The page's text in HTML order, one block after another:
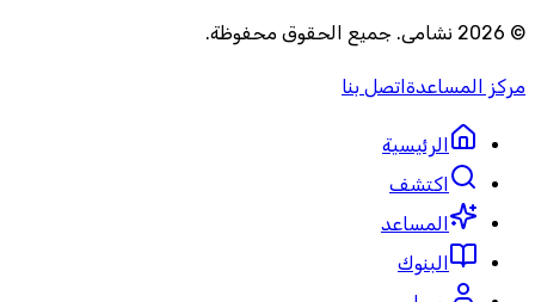
©
2026 نشامى. جميع الحقوق محفوظة.
مركز المساعدةاتصل بنا
الرئيسية
اكتشف
المساعد
البنوك